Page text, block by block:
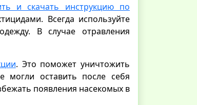
и скачать инструкцию по
Всегда используйте
В случае отравления
. Это поможет уничтожить
могли оставить после себя
появления насекомых в